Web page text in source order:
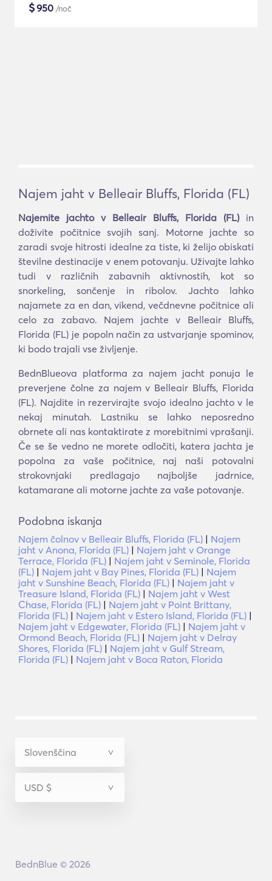
$950 /noč
Najem jaht v Belleair Bluffs, Florida (FL)
Najemite jachto v Belleair Bluffs, Florida (FL)in
doživite počitnice svojih sanj. Motorne jachte so
zaradi svoje hitrosti idealne za tiste, ki želijo obiskati
številne destinacije v enem potovanju. Uživajte lahko
tudi v različnih zabavnih aktivnostih, kot so
snorkeling, sončenje in ribolov. Jachto lahko
najamete za en dan, vikend, večdnevne počitnice ali
celo za zabavo. Najem jachte v Belleair Bluffs,
Florida (FL) je popoln način za ustvarjanje spominov,
ki bodo trajali vse življenje.
BednBlueova platforma za najem jacht ponuja le
preverjene čolne za najem v Belleair Bluffs, Florida
(FL). Najdite in rezervirajte svojo idealno jachto v le
nekaj minutah. Lastniku se lahko neposredno
obrnete ali nas kontaktirate z morebitnimi vprašanji.
Če se še vedno ne morete odločiti, katera jachta je
popolna za vaše počitnice, naj naši potovalni
strokovnjaki predlagajo najboljše jadrnice,
katamarane ali motorne jachte za vaše potovanje.
Podobna iskanja
Najem čolnov v Belleair Bluffs, Florida (FL) | Najem
jaht v Anona, Florida (FL) | Najem jaht v Orange
Terrace, Florida (FL) | Najem jaht v Seminole, Florida
(FL) | Najem jaht v Bay Pines, Florida (FL) | Najem
jaht v Sunshine Beach, Florida (FL) | Najem jaht v
Treasure Island, Florida (FL) | Najem jaht v West
Chase, Florida (FL) | Najem jaht v Point Brittany,
Florida (FL) | Najem jaht v Estero Island, Florida (FL) |
Najem jaht v Edgewater, Florida (FL) | Najem jaht v
Ormond Beach, Florida (FL) | Najem jaht v Delray
Shores, Florida (FL) | Najem jaht v Gulf Stream,
Florida (FL) | Najem jaht v Boca Raton, Florida
BednBlue © 2026